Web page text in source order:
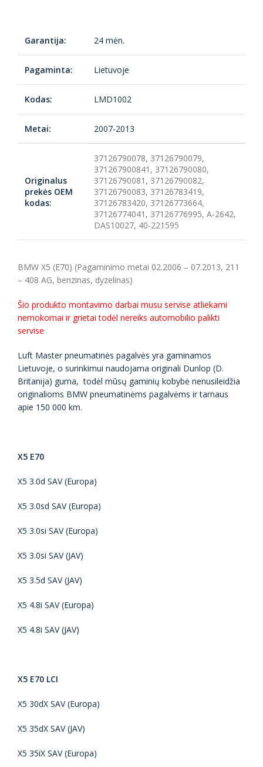
Garantija: 24 mėn.
Pagaminta: Lietuvoje
Kodas: LMD1002
Metai: 2007-2013
Originalus
prekės OEM
kodas:
37126790078, 37126790079,
371267900841, 37126790080,
37126790081, 37126790082,
37126790083, 37126783419,
37126783420, 37126773664,
37126774041, 37126776995, A-2642,
DAS10027, 40-221595
BMW X5 (E70) (Pagaminimo metai 02.2006 – 07.2013, 211
– 408 AG, benzinas, dyzelinas)
Šio produkto montavimo darbai musu servise atliekami
nemokomai ir grietai todėl nereiks automobilio palikti
servise
Luft Master pneumatinės pagalvės yra gaminamos
Lietuvoje, o surinkimui naudojama originali Dunlop (D.
Britanija) guma, todėl mūsų gaminių kobybė nenusileidžia
originalioms BMW pneumatinėms pagalvėms ir tarnaus
apie 150 000 km.
X5 E70
X5 3.0d SAV (Europa)
X5 3.0sd SAV (Europa)
X5 3.0si SAV (Europa)
X5 3.0si SAV (JAV)
X5 3.5d SAV (JAV)
X5 4.8i SAV (Europa)
X5 4.8i SAV (JAV)
X5 E70 LCI
X5 30dX SAV (Europa)
X5 35dX SAV (JAV)
X5 35iX SAV (Europa)